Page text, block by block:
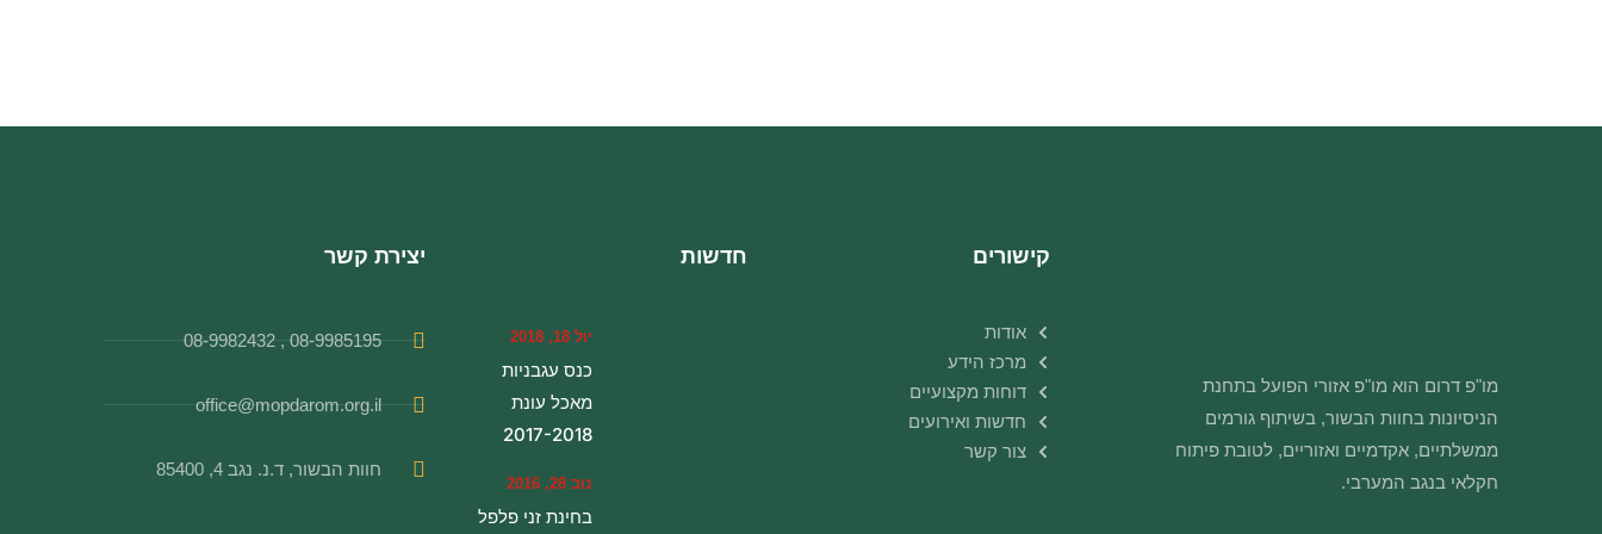
מו"פ דרום הוא מו"פ אזורי הפועל בתחנת
הניסיונות בחוות הבשור, בשיתוף גורמים
ממשלתיים, אקדמיים ואזוריים, לטובת פיתוח
חקלאי בנגב המערבי.
קישורים
אודות
מרכז הידע
דוחות מקצועיים
חדשות ואירועים
צור קשר
חדשות
יול 18, 2018
כנס עגבניות
מאכל עונת
2017-2018
נוב 28, 2016
בחינת זני פלפל
יצירת קשר
08-9985195 , 08-9982432
office@mopdarom.org.il
חוות הבשור, ד.נ. נגב 4, 85400